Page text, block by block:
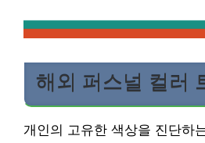
해외 퍼스널 컬러
개인의 고유한 색상을 진단하